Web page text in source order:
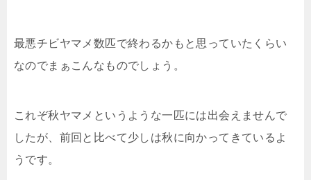
最悪チビヤマメ数匹で終わるかもと思っていたくらい
なのでまぁこんなものでしょう。
これぞ秋ヤマメというような一匹には出会えませんで
したが、前回と比べて少しは秋に向かってきているよ
うです。